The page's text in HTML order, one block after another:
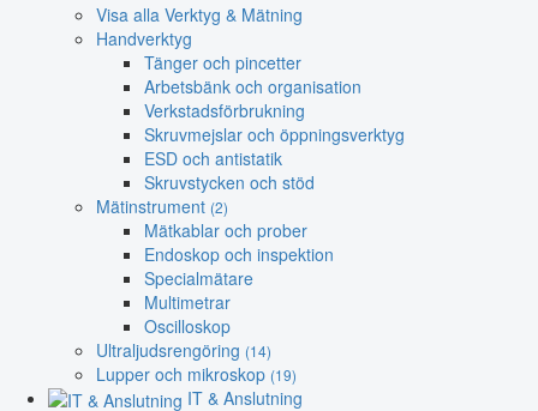
Visa alla Verktyg & Mätning
Handverktyg
Tänger och pincetter
Arbetsbänk och organisation
Verkstadsförbrukning
Skruvmejslar och öppningsverktyg
ESD och antistatik
Skruvstycken och stöd
Mätinstrument (2)
Mätkablar och prober
Endoskop och inspektion
Specialmätare
Multimetrar
Oscilloskop
Ultraljudsrengöring (14)
Lupper och mikroskop (19)
IT & Anslutning